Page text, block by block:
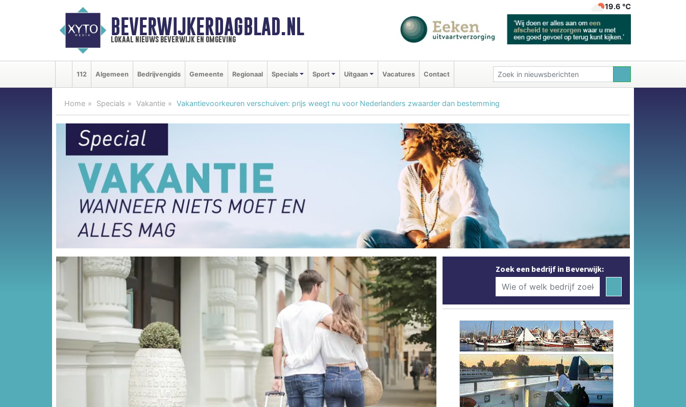
BEVERWIJKERDAGBLAD.NL
lokaal nieuws beverwijk en omgeving
19.6 ℃
112 Algemeen Bedrijvengids Gemeente Regionaal Specials Sport Uitgaan Vacatures Contact
Home Specials Vakantie Vakantievoorkeuren verschuiven: prijs weegt nu voor Nederlanders zwaarder dan bestemming
Zoek een bedrijf in Beverwijk: